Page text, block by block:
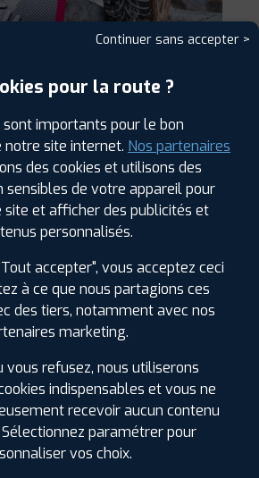
hiver ou un pneu neige ?
lire votre pneu de voiture, à côté
dimension, charge, etc., vous
flocon de neige. Cela indique
pneu hiver.
M+S(Mud and Snow, soit
trouvera également sur la
que le pneu convient à
d'une montagne à 3 pointes
3PMSF(3 Pics Mountain Snow
traduire parMontagne à 3
de Neige). Il s'agit de
européenne qui confirme
aux conditions hivernales
Continuer sans accepter >
pour la route ?
sont importants pour le bon
site internet. Nos partenaires
des cookies et utilisons des
sensibles de votre appareil pour
et afficher des publicités et
personnalisés.
accepter", vous acceptez ceci
à ce que nous partagions ces
des tiers, notamment avec nos
marketing.
vous refusez, nous utiliserons
indispensables et vous ne
recevoir aucun contenu
paramétrer pour
vos choix.